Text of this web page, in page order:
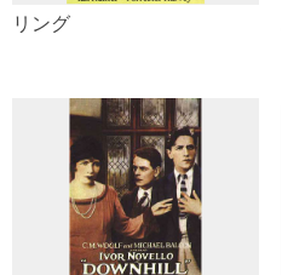
リング